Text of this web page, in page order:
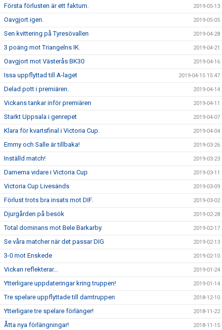
Första förlusten är ett faktum. 2019-05-13
Oavgjort igen. 2019-05-05
Sen kvittering på Tyresövallen 2019-04-28
3 poäng mot Triangelns IK. 2019-04-21
Oavgjort mot Västerås BK30 2019-04-16
Issa uppflyttad till A-laget 2019-04-15 15:47
Delad pott i premiären. 2019-04-14
Vickans tankar inför premiären 2019-04-11
Starkt Uppsala i genrepet 2019-04-07
Klara för kvartsfinal i Victoria Cup. 2019-04-04
Emmy och Salle är tillbaka! 2019-03-26
Inställd match! 2019-03-23
Damerna vidare i Victoria Cup 2019-03-11
Victoria Cup Livesänds 2019-03-09
Förlust trots bra insats mot DIF. 2019-03-02
Djurgården på besök 2019-02-28
Total dominans mot Bele Barkarby. 2019-02-17
Se våra matcher när det passar DIG 2019-02-13
3-0 mot Enskede 2019-02-10
Vickan reflekterar... 2019-01-24
Ytterligare uppdateringar kring truppen! 2019-01-14
Tre spelare uppflyttade till damtruppen 2018-12-10
Ytterligare tre spelare förlänger! 2018-11-22
Åtta nya förlängningar! 2018-11-15